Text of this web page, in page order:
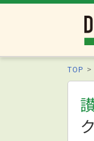
TOP